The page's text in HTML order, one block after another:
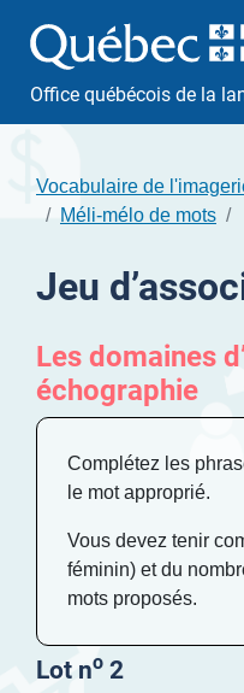
Office québécois de la
Vocabulaire de
Méli-mélo de mots
Jeu
Les domaines
échographie
Complétez les
le mot approprié.
Vous devez tenir
féminin) et du
mots proposés.
Lot no 2